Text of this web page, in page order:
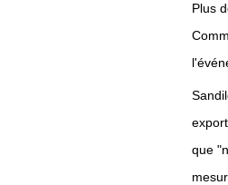
Plus
que